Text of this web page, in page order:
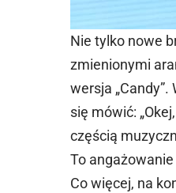
Nie tylko nowe
zmienionymi
wersja
się mówić:
częścią
To
Co więcej, na